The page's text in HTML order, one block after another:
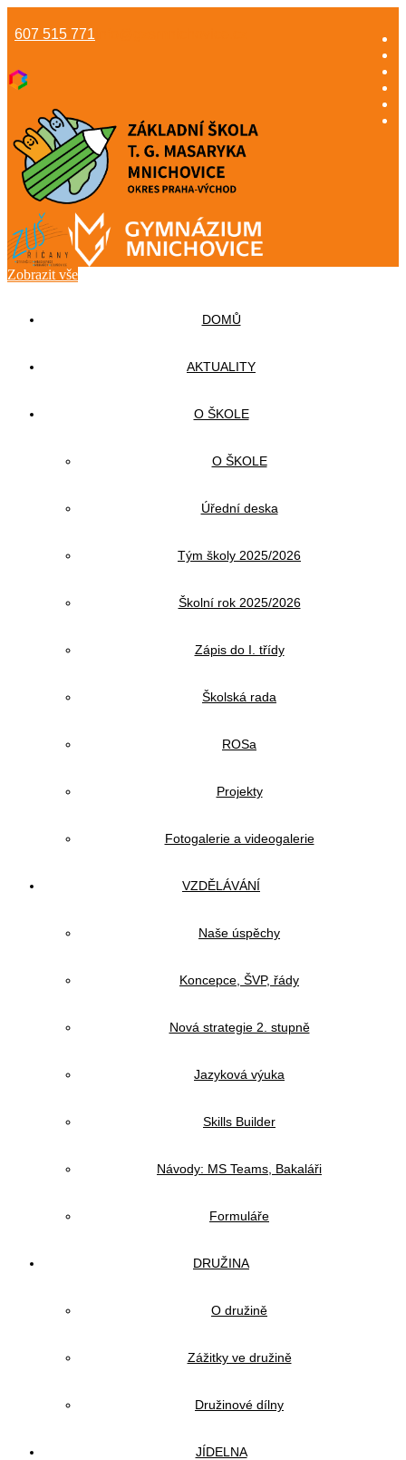
607 515 771
Zobrazit vše
DOMŮ
AKTUALITY
O ŠKOLE
O ŠKOLE
Úřední deska
Tým školy 2025/2026
Školní rok 2025/2026
Zápis do I. třídy
Školská rada
ROSa
Projekty
Fotogalerie a videogalerie
VZDĚLÁVÁNÍ
Naše úspěchy
Koncepce, ŠVP, řády
Nová strategie 2. stupně
Jazyková výuka
Skills Builder
Návody: MS Teams, Bakaláři
Formuláře
DRUŽINA
O družině
Zážitky ve družině
Družinové dílny
JÍDELNA